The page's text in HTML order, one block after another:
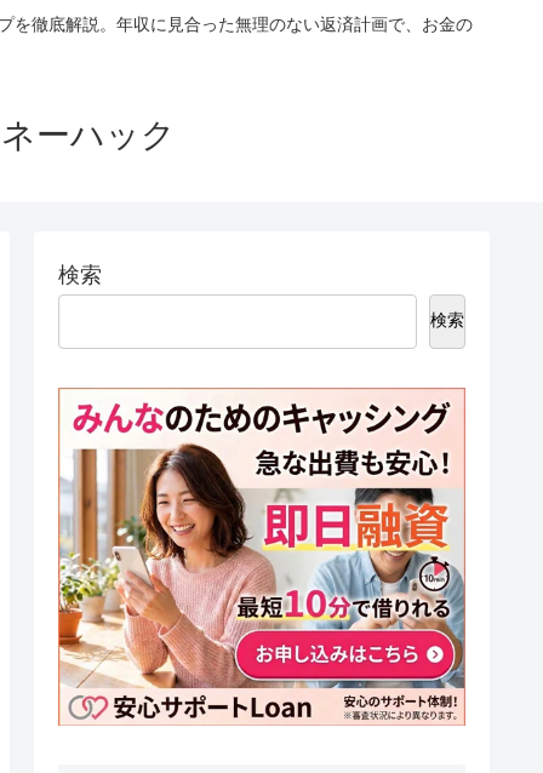
を徹底解説。年収に見合った無理のない返済計画で、お金の
ーハック
検索
検索